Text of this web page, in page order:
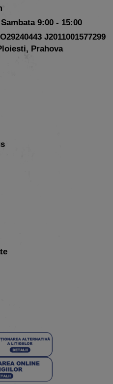
9:00 - 15:00
J2011001577299
Prahova